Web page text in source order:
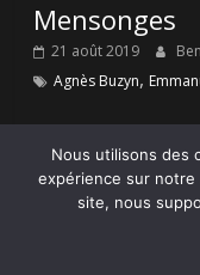
Mensonges
21 août 2019
Agnès Buzyn,
Aujourd’hui, le
d’organiser une «
réforme des
des Solidarités, ce
porte-parole du
Conseil des
Nous utilisons des
expérience sur
site, nous